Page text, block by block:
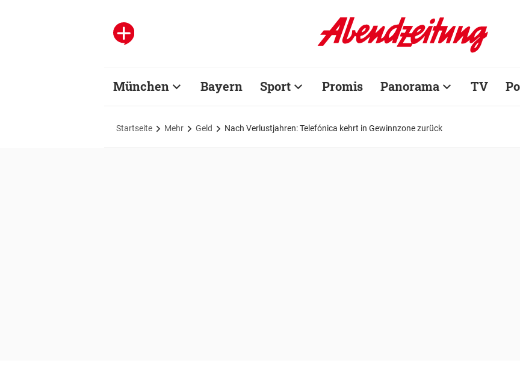
München Bayern Sport Promis Panorama TV
Startseite Mehr Geld Nach Verlustjahren: Telefónica kehrt in Gewinnzone zurück